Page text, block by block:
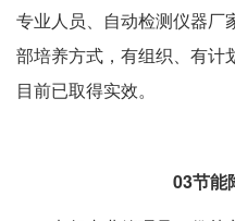
专业人员、自动检测仪器厂
部培养方式，有组织、有计
目前已取得实效。
03节能